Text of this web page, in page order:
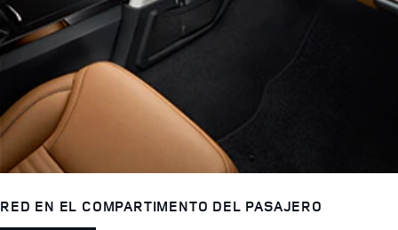
RED EN EL COMPARTIMENTO DEL PASAJERO